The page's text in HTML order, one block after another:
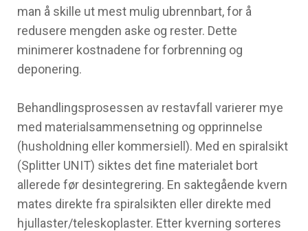
man å skille ut mest mulig ubrennbart, for å
redusere mengden aske og rester. Dette
minimerer kostnadene for forbrenning og
deponering.
Behandlingsprosessen av restavfall varierer mye
med materialsammensetning og opprinnelse
(husholdning eller kommersiell). Med en spiralsikt
(Splitter UNIT) siktes det fine materialet bort
allerede før desintegrering. En saktegående kvern
mates direkte fra spiralsikten eller direkte med
hjullaster/teleskoplaster. Etter kverning sorteres